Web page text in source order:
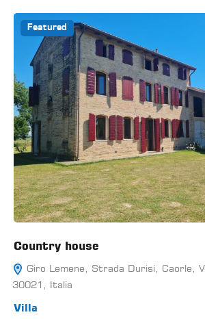
Featured
Country house
Giro Lemene, Strada Durisi, Caorle,
30021, Italia
Villa